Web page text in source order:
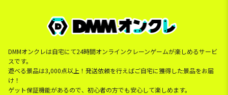
DMMオンクレは自宅にて24時間オンラインクレーンゲームが楽しめるサービ
スです。
遊べる景品は3,000点以上！発送依頼を行えばご自宅に獲得した景品をお届
け！
ゲット保証機能があるので、初心者の方でも安心して楽しめます。